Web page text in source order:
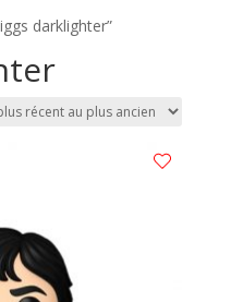
darklighter”